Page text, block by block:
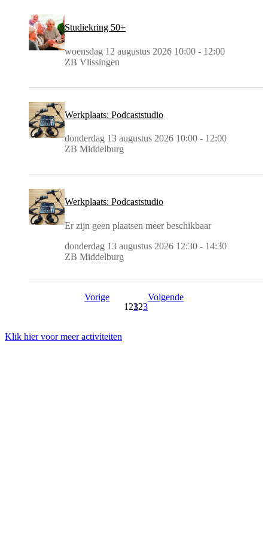
Studiekring 50+
woensdag 12 augustus 2026 10:00 - 12:00
ZB Vlissingen
Werkplaats: Podcaststudio
donderdag 13 augustus 2026 10:00 - 12:00
ZB Middelburg
Werkplaats: Podcaststudio
Er zijn geen plaatsen meer beschikbaar
donderdag 13 augustus 2026 12:30 - 14:30
ZB Middelburg
Vorige
123
Volgende
Klik hier voor meer activiteiten